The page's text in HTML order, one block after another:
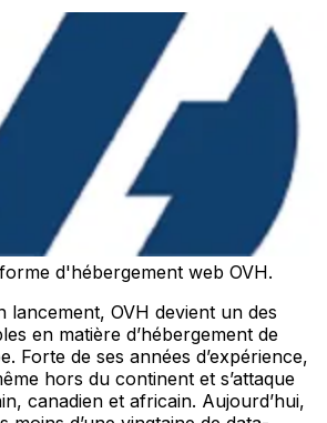
d'hébergement web OVH.
lancement, OVH devient un des
en matière d’hébergement de
Forte de ses années d’expérience,
hors du continent et s’attaque
canadien et africain. Aujourd’hui,